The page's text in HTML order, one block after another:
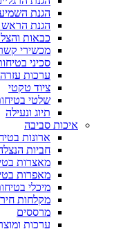
הגנת
הגנת הראש
כבאות
מכשירי
סכיני
ערכות
ציוד טקטי
שלטי
תיוג ונעילה
איכות סביבה
ארונות
חביות
מאצרות
מאפרות
מיכלי
מקלחות
מרססים
ערכות